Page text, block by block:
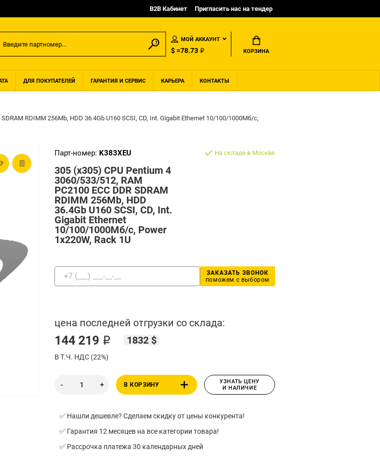
B2B Кабинет Пригласить нас на тендер
МОЙ АККАУНТ
$ =78.73 ₽ КОРЗИНА
ДЛЯ ПОКУПАТЕЛЕЙ ГАРАНТИЯ И СЕРВИС КАРЬЕРА КОНТАКТЫ
RDIMM 256Mb, HDD 36.4Gb U160 SCSI, CD, Int. Gigabit Ethernet 10/100/1000Мб/с,
Парт-номер: K383XEU
305 (x305) CPU Pentium 4
3060/533/512, RAM
PC2100 ECC DDR SDRAM
RDIMM 256Mb, HDD
36.4Gb U160 SCSI, CD, Int.
Gigabit Ethernet
10/100/1000Мб/с, Power
1x220W, Rack 1U
На складе в Москве
ЗАКАЗАТЬ ЗВОНОК
поможем с выбором
цена последней отгрузки со склада:
144 219 ₽ 1832 $
В Т.Ч. НДС (22%)
В КОРЗИНУ
УЗНАТЬ ЦЕНУ
И НАЛИЧИЕ
✅ Нашли дешевле? Сделаем скидку от цены конкурента!
✅ Гарантия 12 месяцев на все категории товара!
✅ Рассрочка платежа 30 календарных дней